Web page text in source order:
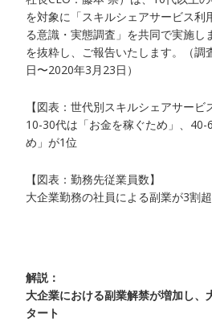
を対象に「スキルシェアサービス利
る意識・実態調査」を共同で実施し
を抜粋し、ご報告いたします。（調
日〜2020年3月23日）
【図表：世代別スキルシェアサービ
10-30代は「お金を稼ぐため」、40-
め」が1位
【図表：勤務先従業員数】
大企業勤務の社員による副業が3割超
解説：
大企業における副業解禁が増加し、
タート